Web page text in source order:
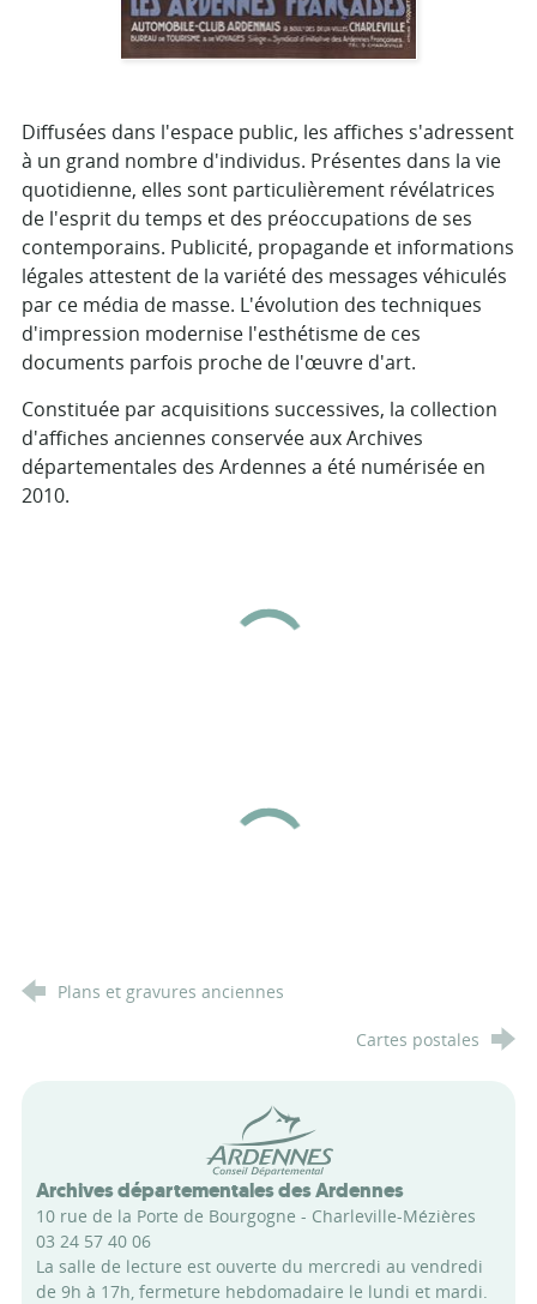
Diffusées dans l'espace public, les affiches s'adressent
à un grand nombre d'individus. Présentes dans la vie
quotidienne, elles sont particulièrement révélatrices
de l'esprit du temps et des préoccupations de ses
contemporains. Publicité, propagande et informations
légales attestent de la variété des messages véhiculés
par ce média de masse. L'évolution des techniques
d'impression modernise l'esthétisme de ces
documents parfois proche de l'œuvre d'art.
Constituée par acquisitions successives, la collection
d'affiches anciennes conservée aux Archives
départementales des Ardennes a été numérisée en
2010.
Plans et gravures anciennes
Cartes postales
Conseil départemental des
Archives départementales des Ardennes
10 rue de la Porte de Bourgogne - Charleville-Mézières
03 24 57 40 06
La salle de lecture est ouverte du mercredi au vendredi
de 9h à 17h, fermeture hebdomadaire le lundi et mardi.